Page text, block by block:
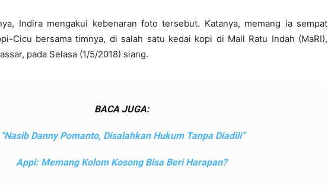
Indira mengakui kebenaran foto tersebut. Katanya, memang ia sempat
Cicu bersama timnya, di salah satu kedai kopi di Mall Ratu Indah (MaRI),
pada Selasa (1/5/2018) siang.
BACA JUGA:
“Nasib Danny Pomanto, Disalahkan Hukum Tanpa Diadili”
Appi: Memang Kolom Kosong Bisa Beri Harapan?